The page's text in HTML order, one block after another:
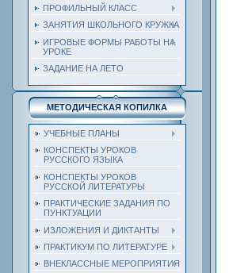
ПРОФИЛЬНЫЙ КЛАСС
ЗАНЯТИЯ ШКОЛЬНОГО КРУЖКА
ИГРОВЫЕ ФОРМЫ РАБОТЫ НА
УРОКЕ
ЗАДАНИЕ НА ЛЕТО
МЕТОДИЧЕСКАЯ КОПИЛКА
УЧЕБНЫЕ ПЛАНЫ
КОНСПЕКТЫ УРОКОВ
РУССКОГО ЯЗЫКА
КОНСПЕКТЫ УРОКОВ
РУССКОЙ ЛИТЕРАТУРЫ
ПРАКТИЧЕСКИЕ ЗАДАНИЯ ПО
ПУНКТУАЦИИ
ИЗЛОЖЕНИЯ И ДИКТАНТЫ
ПРАКТИКУМ ПО ЛИТЕРАТУРЕ
ВНЕКЛАССНЫЕ МЕРОПРИЯТИЯ